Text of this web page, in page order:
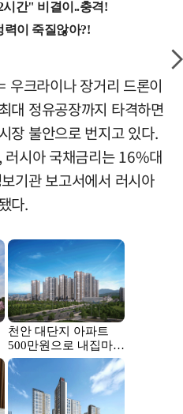
우크라이나 장거리 드론이
대 정유공장까지 타격하면
장 불안으로 번지고 있다.
러시아 국채금리는 16%대
기관 보고서에서 러시아
다.